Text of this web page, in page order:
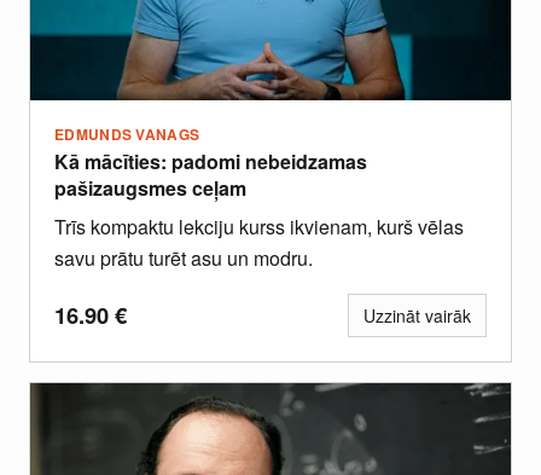
EDMUNDS VANAGS
Kā mācīties: padomi nebeidzamas
pašizaugsmes ceļam
Trīs kompaktu lekciju kurss ikvienam, kurš vēlas
savu prātu turēt asu un modru.
16.90€ Uzzināt vairāk